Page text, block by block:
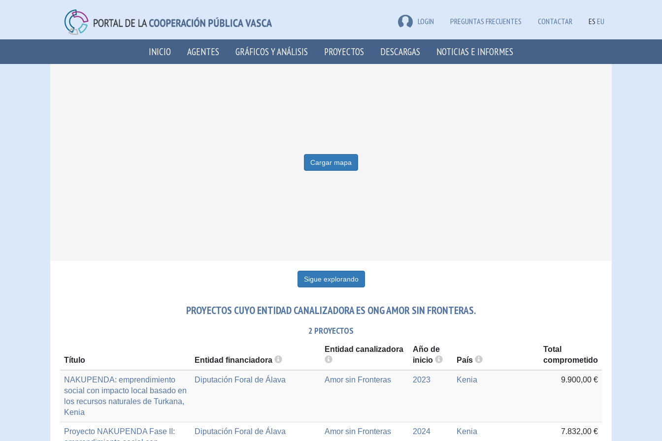
LOGIN PREGUNTAS FRECUENTES CONTACTAR ES EU
INICIO AGENTES GRÁFICOS Y ANÁLISIS PROYECTOS DESCARGAS NOTICIAS E INFORMES
Cargar mapa
Sigue explorando
PROYECTOS CUYO ENTIDAD CANALIZADORA ES ONG AMOR SIN FRONTERAS.
2 PROYECTOS
Título Entidad financiadora
Entidad canalizadora
Año de
inicio
País
Total
comprometido
NAKUPENDA: emprendimiento
social con impacto local basado en
los recursos naturales de Turkana,
Kenia
Diputación Foral de Álava Amor sin Fronteras 2023 Kenia 9.900,00 €
Proyecto NAKUPENDA Fase II:
Diputación Foral de Álava Amor sin Fronteras 2024 Kenia 7.832,00 €